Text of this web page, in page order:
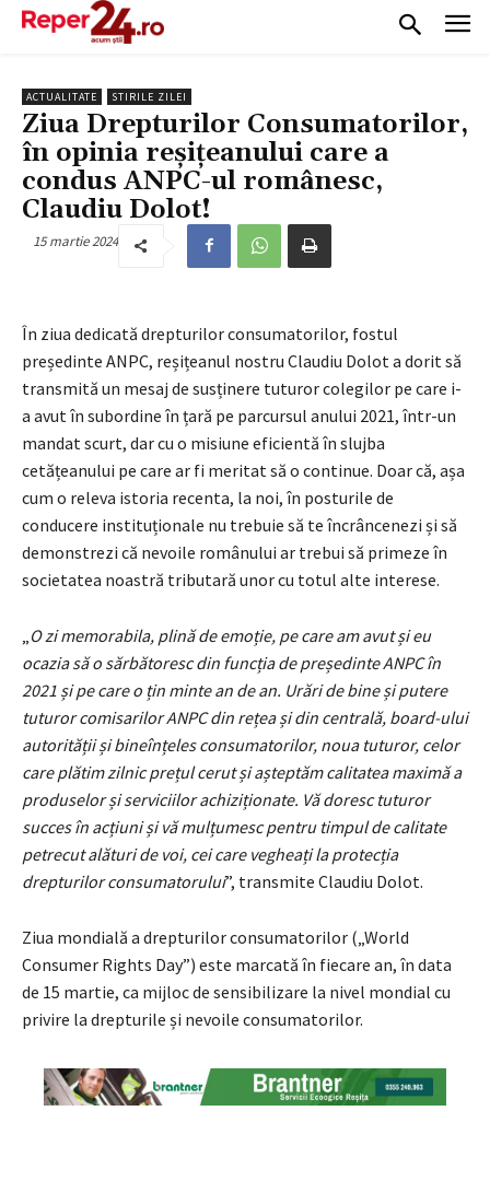
ACTUALITATE STIRILE ZILEI
Ziua Drepturilor Consumatorilor,
în opinia reșițeanului care a
condus ANPC-ul românesc,
Claudiu Dolot!
15 martie 2024
În ziua dedicată drepturilor consumatorilor, fostul
președinte ANPC, reșițeanul nostru Claudiu Dolot a dorit să
transmită un mesaj de susținere tuturor colegilor pe care i-
a avut în subordine în țară pe parcursul anului 2021, într-un
mandat scurt, dar cu o misiune eficientă în slujba
cetățeanului pe care ar fi meritat să o continue. Doar că, așa
cum o releva istoria recenta, la noi, în posturile de
conducere instituționale nu trebuie să te încrâncenezi și să
demonstrezi că nevoile românului ar trebui să primeze în
societatea noastră tributară unor cu totul alte interese.
O zi memorabila, plină de emoție, pe care am avut și eu
ocazia să o sărbătoresc din funcția de președinte ANPC în
2021 și pe care o țin minte an de an. Urări de bine și putere
tuturor comisarilor ANPC din rețea și din centrală, board-ului
autorității și bineînțeles consumatorilor, noua tuturor, celor
care plătim zilnic prețul cerut și așteptăm calitatea maximă a
produselor și serviciilor achiziționate. Vă doresc tuturor
succes în acțiuni și vă mulțumesc pentru timpul de calitate
petrecut alături de voi, cei care vegheați la protecția
drepturilor consumatorului”, transmite Claudiu Dolot.
Ziua mondială a drepturilor consumatorilor („World
Consumer Rights Day”) este marcată în fiecare an, în data
de 15 martie, ca mijloc de sensibilizare la nivel mondial cu
privire la drepturile și nevoile consumatorilor.